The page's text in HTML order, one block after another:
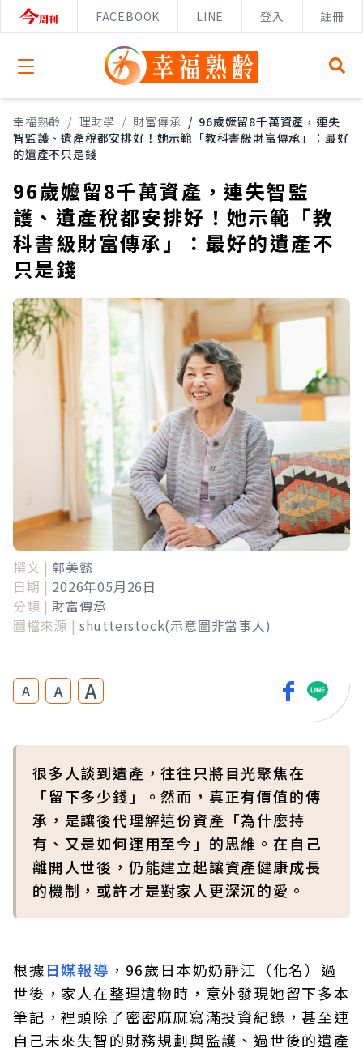
FACEBOOK LINE 登入 註冊
Open menu
幸福熟齡 / 理財學 / 財富傳承 / 96歲嬤留8千萬資產，連失
智監護、遺產稅都安排好！她示範「教科書級財富傳承」：最好
的遺產不只是錢
96歲嬤留8千萬資產，連失智監
護、遺產稅都安排好！她示範「教
科書級財富傳承」：最好的遺產不
只是錢
撰文 | 郭美懿
日期 | 2026年05月26日
分類 | 財富傳承
圖檔來源 | shutterstock(示意圖非當事人)
A A A
很多人談到遺產，往往只將目光聚焦在
「留下多少錢」。然而，真正有價值的傳
承，是讓後代理解這份資產「為什麼持
有、又是如何運用至今」的思維。在自己
離開人世後，仍能建立起讓資產健康成長
的機制，或許才是對家人更深沉的愛。
根據日媒報導 ，96歲日本奶奶靜江（化名）過
世後，家人在整理遺物時，意外發現她留下多本
筆記，裡頭除了密密麻麻寫滿投資紀錄，甚至連
自己未來失智的財務規劃與監護、過世後的遺產